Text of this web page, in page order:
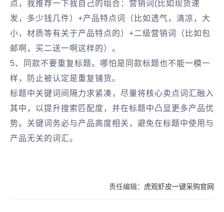
点，我推荐一下我自己的组合：营销词(比如现货速
发，多少钱几件）+产品特点词（比如透气，清凉，大
小，材质等有关于产品特点的）+二级营销词（比如包
邮啊，买二送一啊这样的）。
5、同款不要重复标题。哪怕是同款标题也不能一模一
样，防止被认定是重复铺货。
标题中关键词间隔力求紧凑，尽量将核心卖点词汇融入
其中，以提升搜索匹配度，并在标题中凸显更多产品优
势。关键词务必与产品高度相关，避免在标题中使用与
产品无关的词汇。
责任编辑： 虎观虾皮一键采购官网